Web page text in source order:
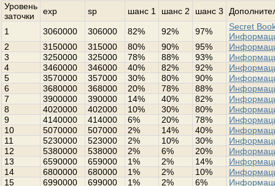
Уровень
заточки
exp sp шанс 1 шанс 2 шанс 3
1 3060000 306000 82% 92% 97%
Secret
2
3150000 315000 80% 90% 95%
3
3250000 325000 78% 88% 93%
4
3460000 346000 40% 82% 92%
5
3570000 357000 30% 80% 90%
6
3680000 368000 20% 78% 88%
7
3900000 390000 14% 40% 82%
8
4020000 402000 10% 30% 80%
9
4140000 414000 6% 20% 78%
10
5070000 507000 2% 14% 40%
11
5230000 523000 2% 10% 30%
12
5380000 538000 2% 6% 20%
13
6590000 659000 1% 2% 14%
14
6800000 680000 1% 2% 10%
15
6990000 699000 1% 2% 6%